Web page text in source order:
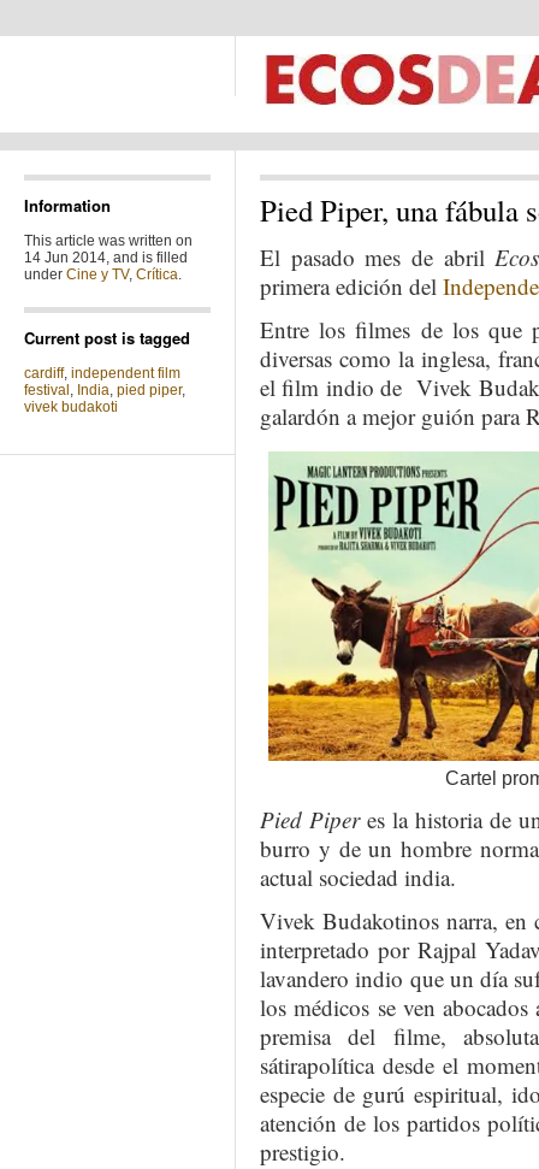
Information
This article was written on
14 Jun 2014, and is filled
under Cine y TV, Crítica.
Current post is tagged
cardiff, independent film
festival , India, pied piper,
vivek budakoti
Pied Piper, una fábula
El pasado mes de abril
primera edición del
Entre los filmes de los que
diversas como la inglesa,
el film indio de Vivek
galardón a mejor guión para
Cartel
Pied Piperes la historia de
burro y de un hombre
actual sociedad india.
Vivek Budakotinos narra,
interpretado por Rajpal
lavandero indio que un día
los médicos se ven
premisa del filme,
sátirapolítica desde el
especie de gurú espiritual,
atención de los partidos
prestigio.